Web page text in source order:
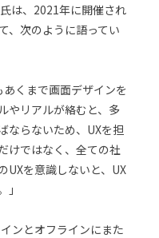
は、2021年に開催され
、次のように語ってい
あくまで画面デザインを
やリアルが絡むと、多
ならないため、UXを担
けではなく、全ての社
UXを意識しないと、UX
ンとオフラインにまた